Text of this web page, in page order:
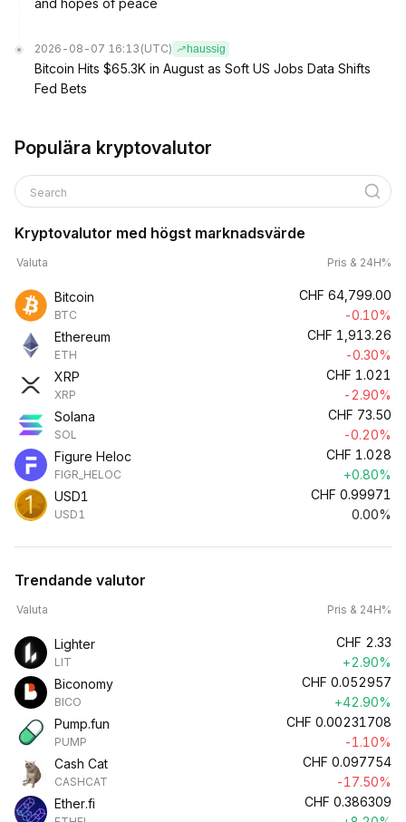
and hopes of peace
2026-08-07 16:13 (UTC) haussig
Bitcoin Hits $65.3K in August as Soft US Jobs Data Shifts
Fed Bets
Populära kryptovalutor
Search
Kryptovalutor med högst marknadsvärde
Valuta Pris & 24H%
Bitcoin
BTC
CHF 64,799.00
-0.10%
Ethereum
ETH
CHF 1,913.26
-0.30%
XRP
XRP
CHF 1.021
-2.90%
Solana
SOL
CHF 73.50
-0.20%
Figure Heloc
FIGR_HELOC
CHF 1.028
+0.80%
USD1
USD1
CHF 0.99971
0.00%
Trendande valutor
Valuta Pris & 24H%
Lighter
LIT
CHF 2.33
+2.90%
Biconomy
BICO
CHF 0.052957
+42.90%
Pump.fun
PUMP
CHF 0.00231708
-1.10%
Cash Cat
CASHCAT
CHF 0.097754
-17.50%
Ether.fi
CHF 0.386309